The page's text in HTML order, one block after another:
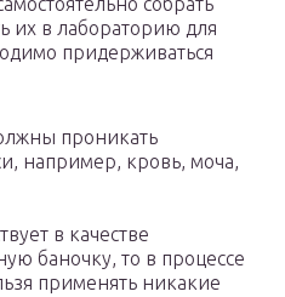
их в лабораторию для
придерживаться
проникать
например, кровь, моча,
в качестве
баночку, то в процессе
применять никакие